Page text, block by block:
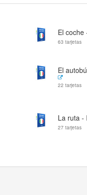
El coche
63 tarjetas
El
22 tarjetas
La ruta -
27 tarjetas